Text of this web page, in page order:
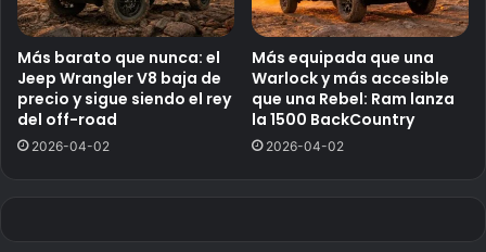
Más barato que nunca: el
Jeep Wrangler V8 baja de
precio y sigue siendo el rey
del off-road
2026-04-02
Más equipada que una
Warlock y más accesible
que una Rebel: Ram lanza
la 1500 BackCountry
2026-04-02